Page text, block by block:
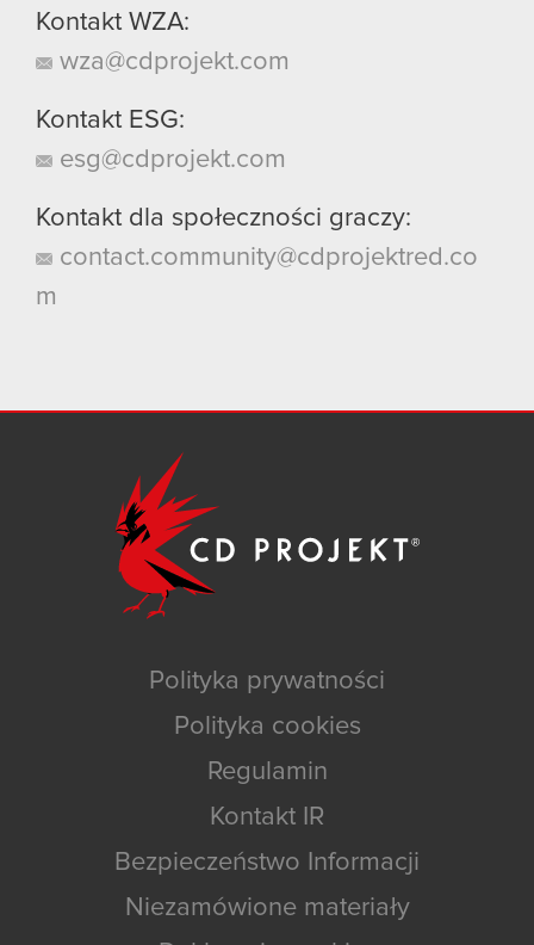
Kontakt WZA:
wza@cdprojekt.com
Kontakt ESG:
esg@cdprojekt.com
Kontakt dla społeczności graczy:
contact.community@cdprojektred.co
m
Polityka prywatności
Polityka cookies
Regulamin
Kontakt IR
Bezpieczeństwo Informacji
Niezamówione materiały